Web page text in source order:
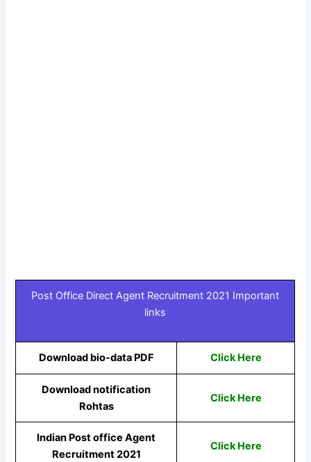
Post Office Direct Agent Recruitment 2021 Important
links
Download bio-data PDF Click Here
Download notification
Rohtas
Click Here
Indian Post office Agent
Recruitment 2021
Click Here